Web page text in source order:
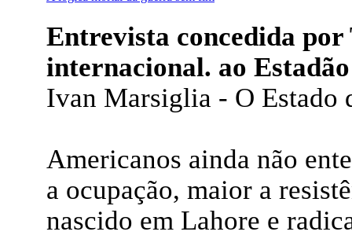
Entrevista concedida
internacional. ao
Ivan Marsiglia - O Estado
Americanos ainda não
a ocupação, maior a
nascido em Lahore e